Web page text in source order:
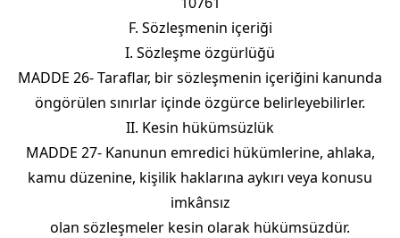
F. Sözleşmenin içeriği
I. Sözleşme özgürlüğü
MADDE 26- Taraflar, bir sözleşmenin içeriğini kanunda
öngörülen sınırlar içinde özgürce belirleyebilirler.
II. Kesin hükümsüzlük
MADDE 27- Kanunun emredici hükümlerine, ahlaka,
kamu düzenine, kişilik haklarına aykırı veya konusu
imkânsız
olan sözleşmeler kesin olarak hükümsüzdür.